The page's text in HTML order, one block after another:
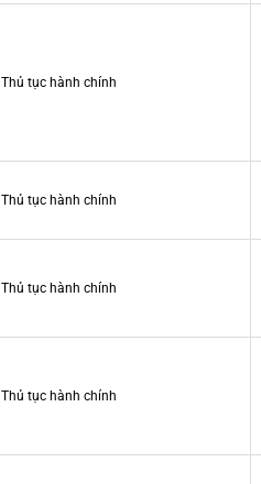
Thủ tục hành chính
Thủ tục hành chính
Thủ tục hành chính
Thủ tục hành chính